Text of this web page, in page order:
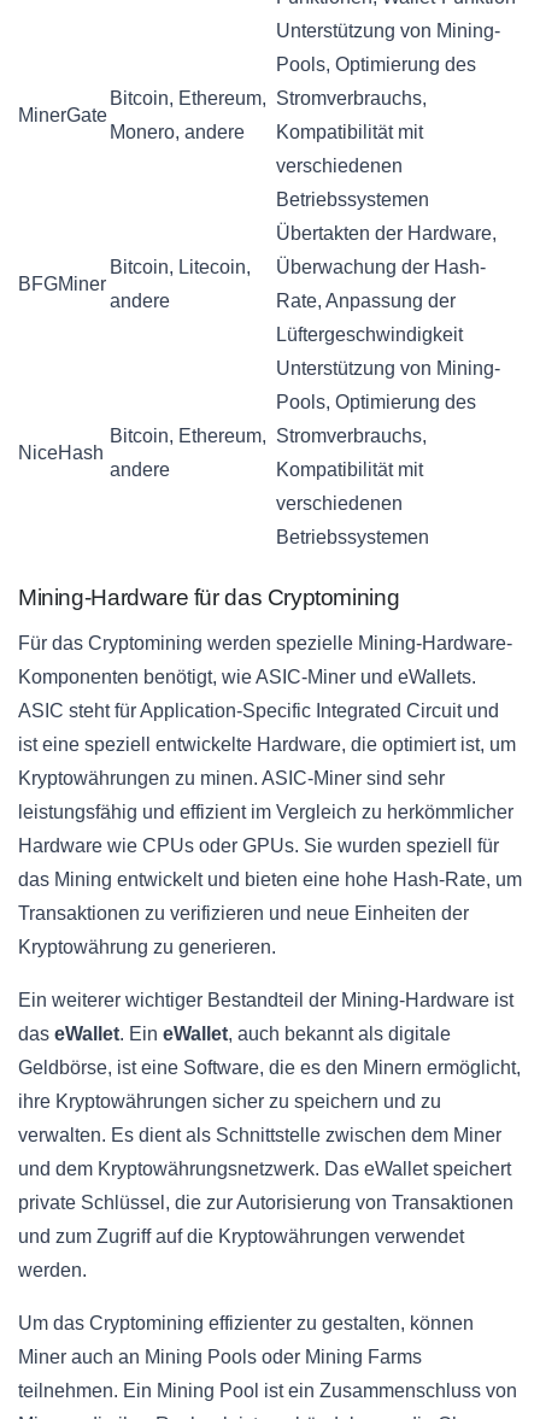
MinerGate
Bitcoin, Ethereum,
Monero, andere
Unterstützung von Mining-
Pools, Optimierung des
Stromverbrauchs,
Kompatibilität mit
verschiedenen
Betriebssystemen
BFGMiner
Bitcoin, Litecoin,
andere
Übertakten der Hardware,
Überwachung der Hash-
Rate, Anpassung der
Lüftergeschwindigkeit
NiceHash
Bitcoin, Ethereum,
andere
Unterstützung von Mining-
Pools, Optimierung des
Stromverbrauchs,
Kompatibilität mit
verschiedenen
Betriebssystemen
Mining-Hardware für das Cryptomining
Für das Cryptomining werden spezielle Mining-Hardware-
Komponenten benötigt, wie ASIC-Miner und eWallets.
ASIC steht für Application-Specific Integrated Circuit und
ist eine speziell entwickelte Hardware, die optimiert ist, um
Kryptowährungen zu minen. ASIC-Miner sind sehr
leistungsfähig und effizient im Vergleich zu herkömmlicher
Hardware wie CPUs oder GPUs. Sie wurden speziell für
das Mining entwickelt und bieten eine hohe Hash-Rate, um
Transaktionen zu verifizieren und neue Einheiten der
Kryptowährung zu generieren.
Ein weiterer wichtiger Bestandteil der Mining-Hardware ist
das eWallet. Ein eWallet, auch bekannt als digitale
Geldbörse, ist eine Software, die es den Minern ermöglicht,
ihre Kryptowährungen sicher zu speichern und zu
verwalten. Es dient als Schnittstelle zwischen dem Miner
und dem Kryptowährungsnetzwerk. Das eWallet speichert
private Schlüssel, die zur Autorisierung von Transaktionen
und zum Zugriff auf die Kryptowährungen verwendet
werden.
Um das Cryptomining effizienter zu gestalten, können
Miner auch an Mining Pools oder Mining Farms
teilnehmen. Ein Mining Pool ist ein Zusammenschluss von